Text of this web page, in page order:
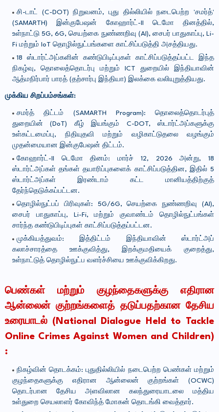
சி-டாட் (C-DOT) நிறுவனம், புது தில்லியில் நடைபெற்ற 'சமர்த்'
(SAMARTH) இன்குபேஷன் கோஹார்ட்-II டெமோ தினத்தில்,
உள்நாட்டு 5G, 6G, செயற்கை நுண்ணறிவு (AI), சைபர் பாதுகாப்பு, Li-
Fi மற்றும் IoT தொழில்நுட்பங்களை காட்சிப்படுத்தி அசத்தியது.
18 ஸ்டார்ட்அப்களின் கண்டுபிடிப்புகள் காட்சிப்படுத்தப்பட்ட இந்த
நிகழ்வு, தொலைத்தொடர்பு மற்றும் ICT துறையில் இந்தியாவின்
ஆத்மநிர்பார் பாரத் (தற்சார்பு இந்தியா) இலக்கை வலியுறுத்தியது.
முக்கிய சிறப்பம்சங்கள்:
சமர்த் திட்டம் (SAMARTH Program): தொலைத்தொடர்புத்
துறையின் (DoT) கீழ் இயங்கும் C-DOT, ஸ்டார்ட்அப்களுக்கு
உள்கட்டமைப்பு, நிதியுதவி மற்றும் வழிகாட்டுதலை வழங்கும்
முதன்மையான இன்குபேஷன் திட்டம்.
கோஹார்ட்-II டெமோ தினம்: மார்ச் 12, 2026 அன்று, 18
ஸ்டார்ட்அப்கள் தங்கள் தயாரிப்புகளைக் காட்சிப்படுத்தின, இதில் 5
ஸ்டார்ட்அப்கள் இரண்டாம் கட்ட மானியத்திற்குத்
தேர்ந்தெடுக்கப்பட்டன.
தொழில்நுட்பப் பிரிவுகள்: 5G/6G, செயற்கை நுண்ணறிவு (AI),
சைபர் பாதுகாப்பு, Li-Fi, மற்றும் குவாண்டம் தொழில்நுட்பங்கள்
சார்ந்த கண்டுபிடிப்புகள் காட்சிப்படுத்தப்பட்டன.
முக்கியத்துவம்: இத்திட்டம் இந்தியாவின் ஸ்டார்ட்அப்
கலாச்சாரத்தை ஊக்குவித்து, இறக்குமதியைக் குறைத்து,
உள்நாட்டுத் தொழில்நுட்ப வளர்ச்சியை ஊக்குவிக்கிறது.
பெண்கள் மற்றும் குழந்தைகளுக்கு எதிரான
ஆன்லைன் குற்றங்களைத் தடுப்பதற்கான தேசிய
உரையாடல் (National Dialogue Held to Tackle
Online Crimes Against Women and Children)
:
நிகழ்வின் தொடக்கம்: புதுதில்லியில் நடைபெற்ற பெண்கள் மற்றும்
குழந்தைகளுக்கு எதிரான ஆன்லைன் குற்றங்கள் (OCWC)
தொடர்பான தேசிய அளவிலான கலந்துரையாடலை மத்திய
உள்துறை செயலாளர் கோவிந்த் மோகன் தொடங்கி வைத்தார்.